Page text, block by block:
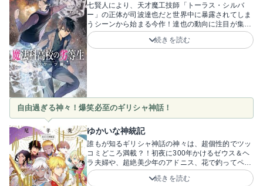
七賢人により、天才魔工技師「トーラス・シルバ
ー」の正体が司波達也だと世界中に暴露されてしま
うシーンから始まる今作！達也の動向に注目が集ま
る中、密かに進めていたプロジェクトを武器に、達
也は……！？隠し続けてきた天才魔工技師としての
と知略で理不尽をねじ伏せる、彼ならではのスケー
ルアウトした反逆劇から目が離せません！原作・佐
島勤先生、キャラクターデザイン・石田可奈先生、
作画・柚木N’先生。世界に立ち向かう達也の圧倒的
な反撃劇！新章「エスケープ編」を、今すぐ体感せ
よ！
続きを読む
自由過ぎる神々！爆笑必至のギリシャ神話！
ゆかいな神統記
誰もが知るギリシャ神話の神々は、超個性的でツッ
コミどころ満載？！初夜に300年かけるゼウス＆ヘ
ラ夫婦や、超絶美少年のアドニス、花で釣ってペル
セポネをさらうハーデスなど、愉快な神様たちが大
暴れです！親族間で結婚が入り乱れていたり、たま
続きを読む